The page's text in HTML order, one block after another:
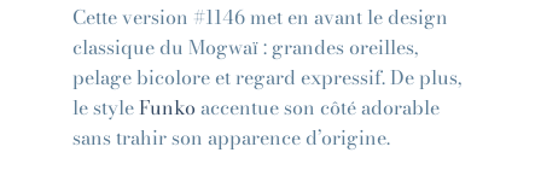
Cette version #1146 met en avant le design
classique du Mogwaï : grandes oreilles,
pelage bicolore et regard expressif. De plus,
le styleFunkoaccentue son côté adorable
sans trahir son apparence d’origine.